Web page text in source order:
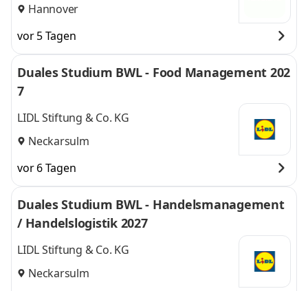
Hannover
vor 5 Tagen
Duales Studium BWL - Food Management 202
7
LIDL Stiftung & Co. KG
Neckarsulm
vor 6 Tagen
Duales Studium BWL - Handelsmanagement
/ Handelslogistik 2027
LIDL Stiftung & Co. KG
Neckarsulm